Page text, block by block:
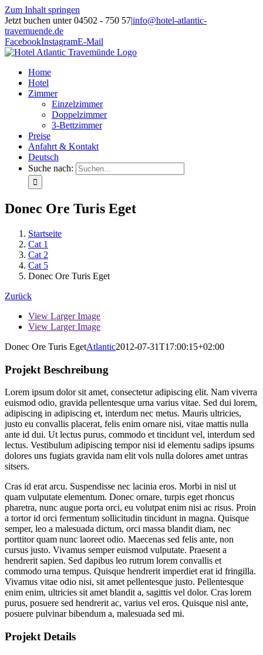
Zum Inhalt springen
Jetzt buchen unter 04502 - 750 57|info@hotel-atlantic-
travemuende.de
FacebookInstagramE-Mail
Home
Hotel
Zimmer
Einzelzimmer
Doppelzimmer
3-Bettzimmer
Preise
Anfahrt & Kontakt
Deutsch
Suche nach:
Donec Ore Turis Eget
Startseite
Cat 1
Cat 2
Cat 5
Donec Ore Turis Eget
Zurück
View Larger Image
View Larger Image
Donec Ore Turis EgetAtlantic2012-07-31T17:00:15+02:00
Projekt Beschreibung
Lorem ipsum dolor sit amet, consectetur adipiscing elit. Nam viverra
euismod odio, gravida pellentesque urna varius vitae. Sed dui lorem,
adipiscing in adipiscing et, interdum nec metus. Mauris ultricies,
justo eu convallis placerat, felis enim ornare nisi, vitae mattis nulla
ante id dui. Ut lectus purus, commodo et tincidunt vel, interdum sed
lectus. Vestibulum adipiscing tempor nisi id elementu sadips ipsums
dolores uns fugiats gravida nam elit vols nulla dolores amet untras
sitsers.
Cras id erat arcu. Suspendisse nec lacinia eros. Morbi in nisl ut
quam vulputate elementum. Donec ornare, turpis eget rhoncus
pharetra, nunc augue porta orci, eu volutpat enim nisi ac risus. Proin
a tortor id orci fermentum sollicitudin tincidunt in magna. Quisque
semper, leo a malesuada dictum, orci massa blandit diam, nec
porttitor quam nunc laoreet odio. Maecenas sed felis ante, non
cursus justo. Vivamus semper euismod vulputate. Praesent a
hendrerit sapien. Sed dapibus leo rutrum lorem convallis et
commodo urna tempus. Quisque hendrerit imperdiet erat id fringilla.
Vivamus vitae odio nisi, sit amet pellentesque justo. Pellentesque
enim enim, ultricies sit amet blandit a, sagittis vel dolor. Cras lorem
purus, posuere sed hendrerit ac, varius vel eros. Quisque nisl ante,
posuere pulvinar bibendum a, malesuada sed mi.
Projekt Details